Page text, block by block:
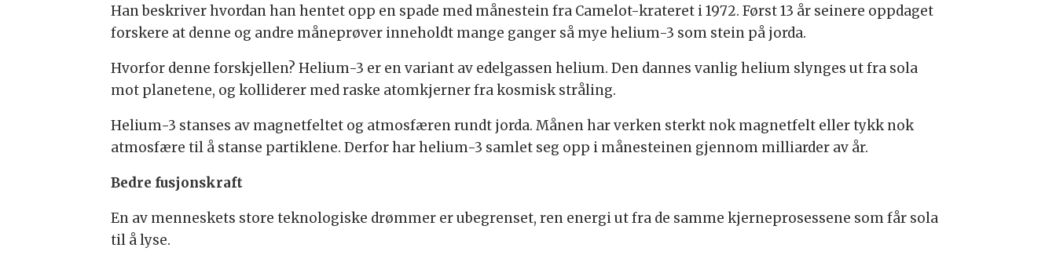
Han beskriver hvordan han hentet opp en spade med månestein fra Camelot-krateret i 1972. Først 13 år seinere oppdaget
forskere at denne og andre måneprøver inneholdt mange ganger så mye helium-3 som stein på jorda.
Hvorfor denne forskjellen? Helium-3 er en variant av edelgassen helium. Den dannes vanlig helium slynges ut fra sola
mot planetene, og kolliderer med raske atomkjerner fra kosmisk stråling.
Helium-3 stanses av magnetfeltet og atmosfæren rundt jorda. Månen har verken sterkt nok magnetfelt eller tykk nok
atmosfære til å stanse partiklene. Derfor har helium-3 samlet seg opp i månesteinen gjennom milliarder av år.
Bedre fusjonskraft
En av menneskets store teknologiske drømmer er ubegrenset, ren energi ut fra de samme kjerneprosessene som får sola
til å lyse.